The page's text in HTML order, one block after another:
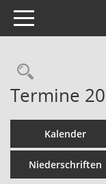
Toggle navigation
Termine
Kalender
Niederschriften